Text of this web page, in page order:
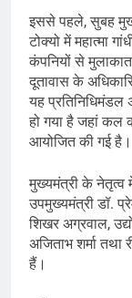
इससे पहले, सुबह
टोक्यो में महात्मा
कंपनियों से
दूतावास के
यह प्रतिनिधिमंडल
हो गया है जहां कल
आयोजित की गई है।
मुख्यमंत्री के नेतृत्व
उपमुख्यमंत्री डॉ.
शिखर अग्रवाल,
अजिताभ शर्मा तथा
हैं।